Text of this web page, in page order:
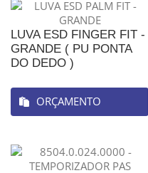
LUVA ESD FINGER FIT -
GRANDE ( PU PONTA
DO DEDO )
ORÇAMENTO